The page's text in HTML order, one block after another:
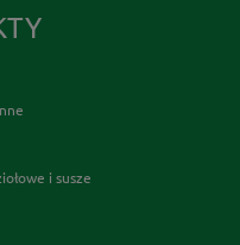
i susze